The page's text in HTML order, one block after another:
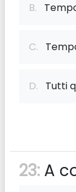
B.
C.
D. Tutti
23: A